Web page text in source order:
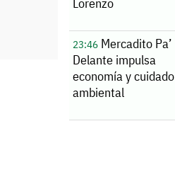
Lorenzo
23:46 Mercadito Pa’
Delante impulsa
economía y cuidado
ambiental